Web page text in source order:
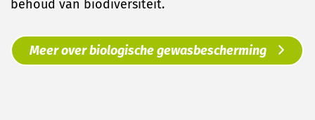
behoud van biodiversiteit.
Meer over biologische gewasbescherming